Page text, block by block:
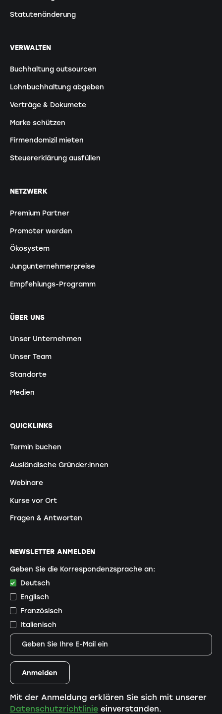
Statutenänderung
VERWALTEN
Buchhaltung outsourcen
Lohnbuchhaltung abgeben
Verträge & Dokumete
Marke schützen
Firmendomizil mieten
Steuererklärung ausfüllen
NETZWERK
Premium Partner
Promoter werden
Ökosystem
Jungunternehmerpreise
Empfehlungs-Programm
ÜBER UNS
Unser Unternehmen
Unser Team
Standorte
Medien
QUICKLINKS
Termin buchen
Ausländische Gründer:innen
Webinare
Kurse vor Ort
Fragen & Antworten
NEWSLETTER ANMELDEN
Geben Sie die Korrespondenzsprache an:
Deutsch
Englisch
Französisch
Italienisch
Mit der Anmeldung erklären Sie sich mit unserer
Datenschutzrichtlinieeinverstanden.